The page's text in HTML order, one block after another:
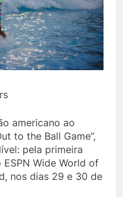
americano ao
to the Ball Game”,
pela primeira
ESPN Wide World of
nos dias 29 e 30 de